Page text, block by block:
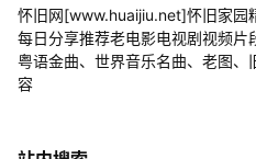
怀旧网[www.huaijiu.net]怀旧家园
每日分享推荐老电影电视剧视频片
粤语金曲、世界音乐名曲、老图、
容